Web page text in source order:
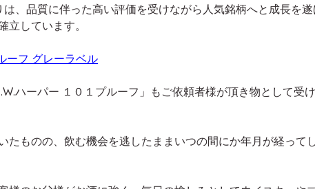
、品質に伴った高い評価を受けながら人気銘柄へと成長を遂
立しています。
ーフ グレーラベル
ハーパー １０１プルーフ」もご依頼者様が頂き物として受
たものの、飲む機会を逃したままいつの間にか年月が経って